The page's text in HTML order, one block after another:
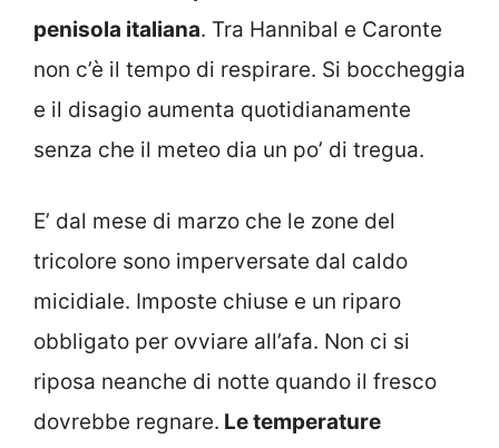
penisola italiana. Tra Hannibal e Caronte
non c’è il tempo di respirare. Si boccheggia
e il disagio aumenta quotidianamente
senza che il meteo dia un po’ di tregua.
E’ dal mese di marzo che le zone del
tricolore sono imperversate dal caldo
micidiale. Imposte chiuse e un riparo
obbligato per ovviare all’afa. Non ci si
riposa neanche di notte quando il fresco
dovrebbe regnare. Le temperature